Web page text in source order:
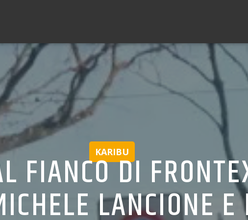
KARIBU
FIANCO DI
LANCIONE E